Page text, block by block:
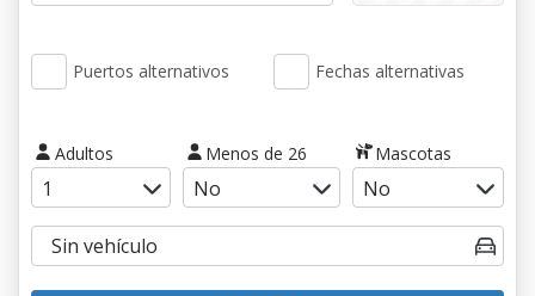
Puertos alternativos Fechas alternativas
Adultos Menos de 26 Mascotas